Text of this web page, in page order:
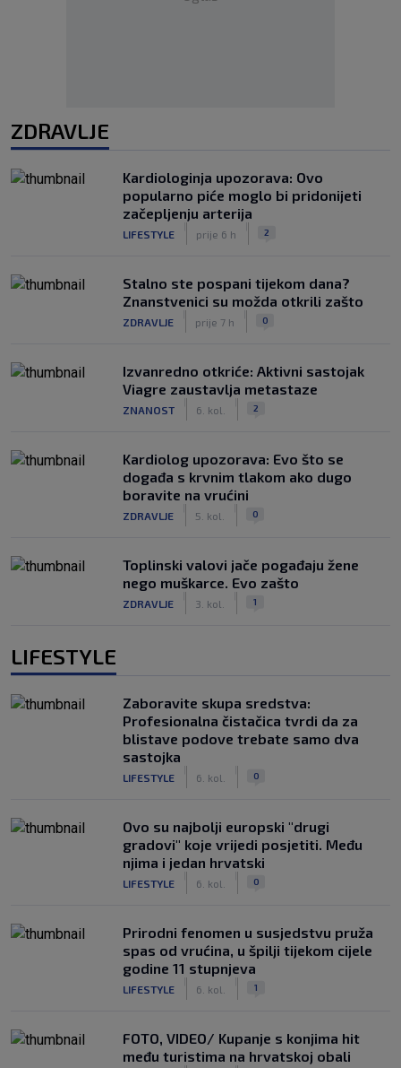
ZDRAVLJE
Kardiologinja upozorava: Ovo
popularno piće moglo bi pridonijeti
začepljenju arterija
LIFESTYLE prije 6 h 2
Stalno ste pospani tijekom dana?
Znanstvenici su možda otkrili zašto
ZDRAVLJE prije 7 h 0
Izvanredno otkriće: Aktivni sastojak
Viagre zaustavlja metastaze
ZNANOST 6. kol. 2
Kardiolog upozorava: Evo što se
događa s krvnim tlakom ako dugo
boravite na vrućini
ZDRAVLJE 5. kol. 0
Toplinski valovi jače pogađaju žene
nego muškarce. Evo zašto
ZDRAVLJE 3. kol. 1
LIFESTYLE
Zaboravite skupa sredstva:
Profesionalna čistačica tvrdi da za
blistave podove trebate samo dva
sastojka
LIFESTYLE 6. kol. 0
Ovo su najbolji europski "drugi
gradovi" koje vrijedi posjetiti. Među
njima i jedan hrvatski
LIFESTYLE 6. kol. 0
Prirodni fenomen u susjedstvu pruža
spas od vrućina, u špilji tijekom cijele
godine 11 stupnjeva
LIFESTYLE 6. kol. 1
FOTO, VIDEO/ Kupanje s konjima hit
među turistima na hrvatskoj obali